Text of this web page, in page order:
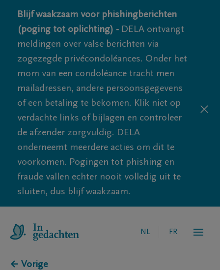
Blijf waakzaam voor phishingberichten
(poging tot oplichting) - DELA ontvangt
meldingen over valse berichten via
zogezegde privécondoléances. Onder het
mom van een condoléance tracht men
mailadressen, andere persoonsgegevens
of een betaling te bekomen. Klik niet op
verdachte links of bijlagen en controleer
de afzender zorgvuldig. DELA
onderneemt meerdere acties om dit te
voorkomen. Pogingen tot phishing en
fraude vallen echter nooit volledig uit te
sluiten, dus blijf waakzaam.
NL FR
← Vorige